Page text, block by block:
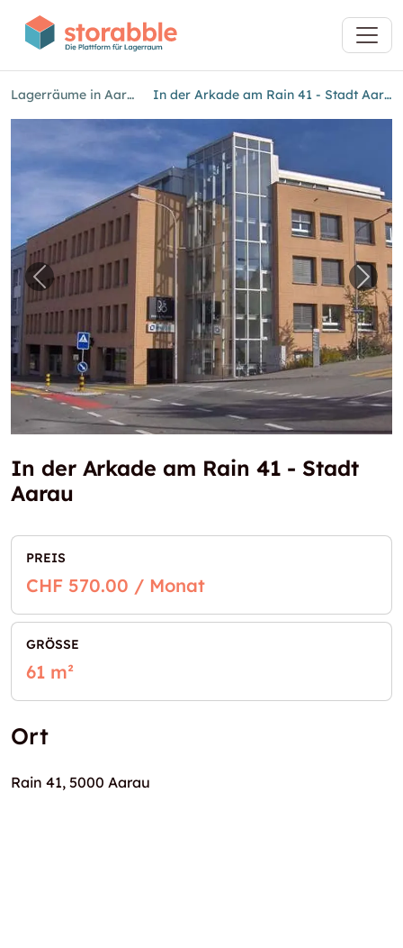
Lagerräume in Aarau In der Arkade am Rain 41 - Stadt Aarau
Vorheriges Bild für "In der Arkade am Rain
In der Arkade am Rain 41 - Stadt
Aarau
PREIS
CHF 570.00 / Monat
GRÖSSE
61 m²
Ort
Rain 41, 5000 Aarau